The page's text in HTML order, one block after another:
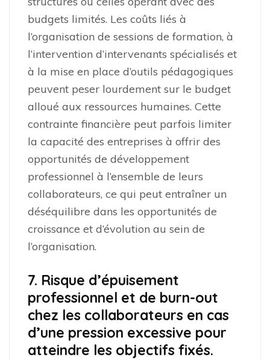
budgets limités. Les coûts liés à
l’organisation de sessions de formation, à
l’intervention d’intervenants spécialisés et
à la mise en place d’outils pédagogiques
peuvent peser lourdement sur le budget
alloué aux ressources humaines. Cette
contrainte financière peut parfois limiter
la capacité des entreprises à offrir des
opportunités de développement
professionnel à l’ensemble de leurs
collaborateurs, ce qui peut entraîner un
déséquilibre dans les opportunités de
croissance et d’évolution au sein de
l’organisation.
7. Risque d’épuisement
professionnel et de burn-out
chez les collaborateurs en cas
d’une pression excessive pour
atteindre les objectifs fixés.